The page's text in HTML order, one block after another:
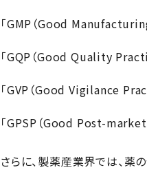
「GMP（Good
「GQP（Good Quality
「GVP（Good Vigilance
「GPSP（Good Post-
さらに、製薬産業界では、薬